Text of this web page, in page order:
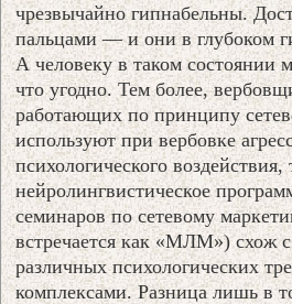
чрезвычайно гипнабельны.
пальцами — и они в глубоком
А человеку в таком состоянии
что угодно. Тем более,
работающих по принципу
используют при вербовке
психологического воздействия,
нейролингвистическое
семинаров по сетевому
встречается как «МЛМ») схож
различных психологических
комплексами. Разница лишь в